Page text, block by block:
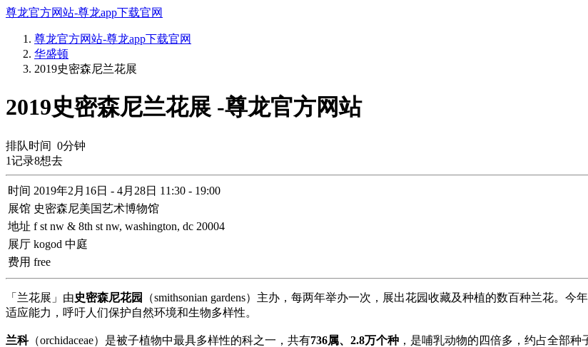
尊龙官方网站-尊龙app下载官网
尊龙官方网站-尊龙app下载官网
华盛顿
2019史密森尼兰花展
2019史密森尼兰花展 -尊龙官方网站
排队时间 0分钟
1记录8想去
时间 2019年2月16日 - 4月28日 11:30 - 19:00
展馆 史密森尼美国艺术博物馆
地址 f st nw & 8th st nw, washington, dc 20004
展厅 kogod 中庭
费用 free
「兰花展」由史密森尼花园 （smithsonian gardens）主办，每两年举办一次，展出花园收藏及种植的数百种兰花。今
适应能力，呼吁人们保护自然环境和生物多样性。
兰科（orchidaceae）是被子植物中最具多样性的科之一，共有736属、2.8万个种 ，是哺乳动物的四倍多，约占全部